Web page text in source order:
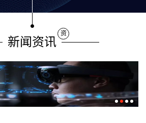
新闻资讯
资